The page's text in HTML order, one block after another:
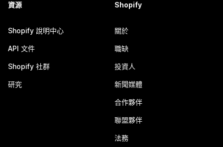
資源
Shopify 說明中心
API 文件
Shopify 社群
研究
Shopify
關於
職缺
投資人
新聞媒體
合作夥伴
聯盟夥伴
法務